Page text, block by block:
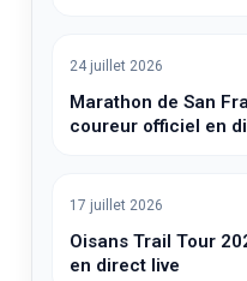
24 juillet 2026
Marathon de San
coureur officiel en
17 juillet 2026
Oisans Trail Tour
en direct live